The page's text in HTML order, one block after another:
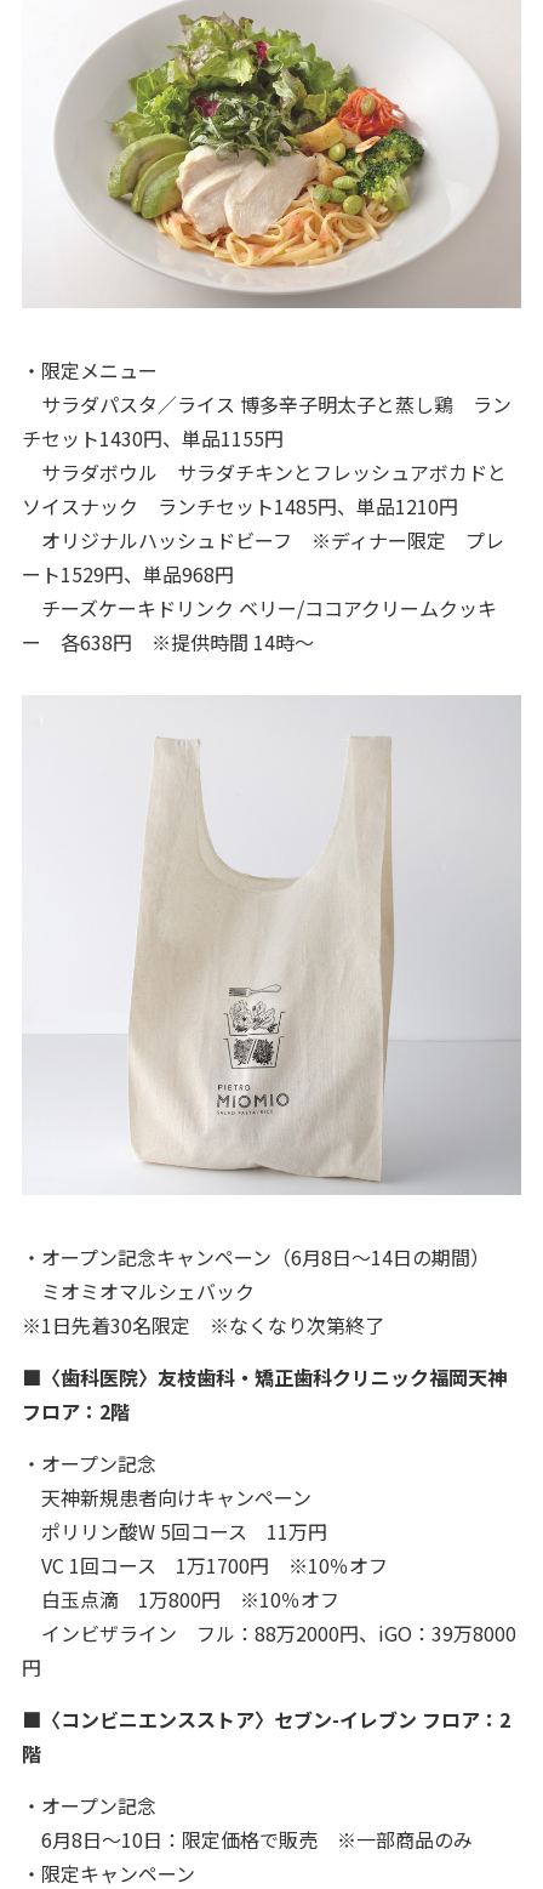
・限定メニュー
サラダパスタ／ライス 博多辛子明太子と蒸し鶏 ラン
チセット1430円、単品1155円
サラダボウル サラダチキンとフレッシュアボカドと
ソイスナック ランチセット1485円、単品1210円
オリジナルハッシュドビーフ ※ディナー限定 プレ
ート1529円、単品968円
チーズケーキドリンク ベリー/ココアクリームクッキ
ー 各638円 ※提供時間 14時〜
・オープン記念キャンペーン（6月8日～14日の期間）
ミオミオマルシェバック
※1日先着30名限定 ※なくなり次第終了
■〈歯科医院〉友枝歯科・矯正歯科クリニック福岡天神
フロア：2階
・オープン記念
天神新規患者向けキャンペーン
ポリリン酸W 5回コース 11万円
VC 1回コース 1万1700円 ※10％オフ
白玉点滴 1万800円 ※10％オフ
インビザライン フル：88万2000円、iGO：39万8000
円
■〈コンビニエンスストア〉セブン-イレブン フロア：2
階
・オープン記念
6月8日〜10日：限定価格で販売 ※一部商品のみ
・限定キャンペーン